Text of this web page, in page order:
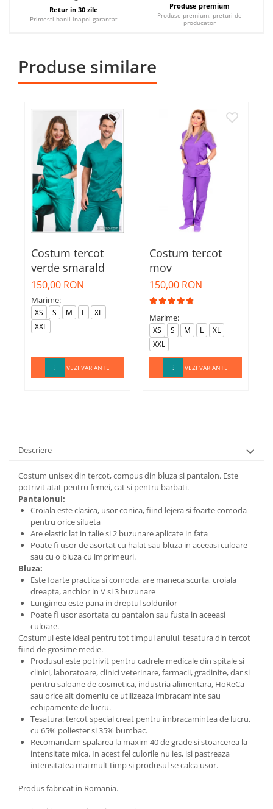
Retur in 30 zile
Primesti banii inapoi garantat
Produse premium
Produse premium, preturi de
producator
Produse similare
Costum tercot
verde smarald
150,00 RON
Marime:
XS S M L
XL
XXL
VEZI VARIANTE
Costum tercot
mov
150,00 RON
Marime:
XS S M L
XL
XXL
VEZI VARIANTE
Descriere
Costum unisex din tercot, compus din bluza si pantalon. Este
potrivit atat pentru femei, cat si pentru barbati.
Pantalonul:
Croiala este clasica, usor conica, fiind lejera si foarte comoda
pentru orice silueta
Are elastic lat in talie si 2 buzunare aplicate in fata
Poate fi usor de asortat cu halat sau bluza in aceeasi culoare
sau cu o bluza cu imprimeuri.
Bluza:
Este foarte practica si comoda, are maneca scurta, croiala
dreapta, anchior in V si 3 buzunare
Lungimea este pana in dreptul soldurilor
Poate fi usor asortata cu pantalon sau fusta in aceeasi
culoare.
Costumul este ideal pentru tot timpul anului, tesatura din tercot
fiind de grosime medie.
Produsul este potrivit pentru cadrele medicale din spitale si
clinici, laboratoare, clinici veterinare, farmacii, gradinite, dar si
pentru saloane de cosmetica, industria alimentara, HoReCa
sau orice alt domeniu ce utilizeaza imbracaminte sau
echipamente de lucru.
Tesatura: tercot special creat pentru imbracamintea de lucru,
cu 65% poliester si 35% bumbac.
Recomandam spalarea la maxim 40 de grade si stoarcerea la
intensitate mica. In acest fel culorile nu ies, isi pastreaza
intensitatea mai mult timp si produsul se calca usor.
Produs fabricat in Romania.